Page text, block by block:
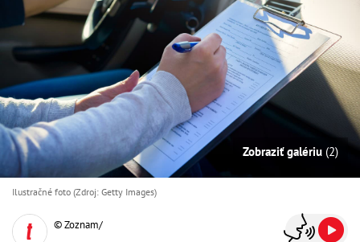
Zobraziť galériu (2)
Ilustračné foto (Zdroj: Getty Images)
© Zoznam/